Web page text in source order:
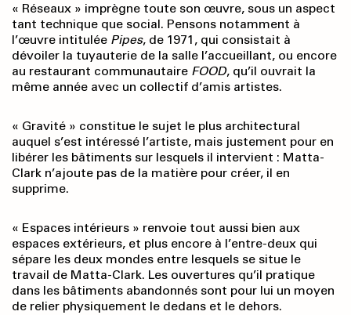
« Réseaux » imprègne toute son œuvre, sous un aspect
tant technique que social. Pensons notamment à
l’œuvre intitulée Pipes, de 1971, qui consistait à
dévoiler la tuyauterie de la salle l’accueillant, ou encore
au restaurant communautaire FOOD, qu’il ouvrait la
même année avec un collectif d’amis artistes.
« Gravité » constitue le sujet le plus architectural
auquel s’est intéressé l’artiste, mais justement pour en
libérer les bâtiments sur lesquels il intervient : Matta-
Clark n’ajoute pas de la matière pour créer, il en
supprime.
« Espaces intérieurs » renvoie tout aussi bien aux
espaces extérieurs, et plus encore à l’entre-deux qui
sépare les deux mondes entre lesquels se situe le
travail de Matta-Clark. Les ouvertures qu’il pratique
dans les bâtiments abandonnés sont pour lui un moyen
de relier physiquement le dedans et le dehors.